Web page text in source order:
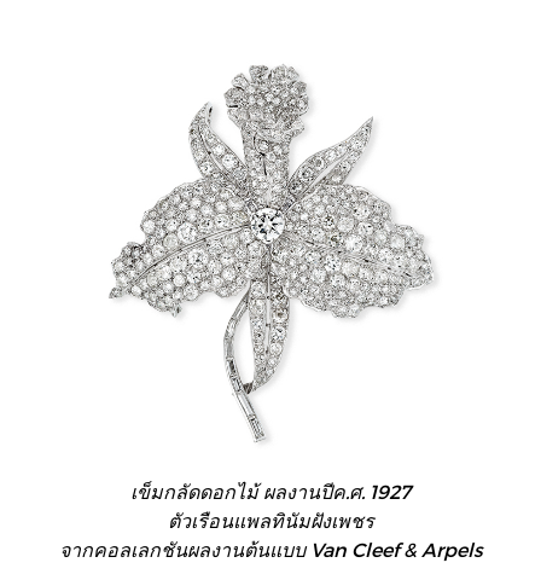
เข็มกลัดดอกไม้ ผลงานปีค.ศ. 1927
ตัวเรือนแพลทินัมฝังเพชร
จากคอลเลกชันผลงานต้นแบบ Van Cleef & Arpels